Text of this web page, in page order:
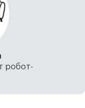
робот-